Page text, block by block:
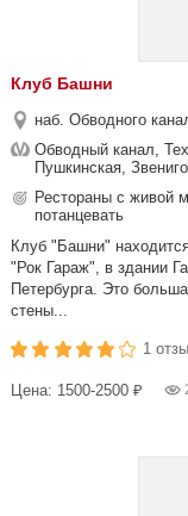
Клуб Башни
наб. Обводного
Обводный канал,
Пушкинская,
Рестораны с живой
потанцевать
Клуб "Башни"
"Рок Гараж", в здании
Петербурга. Это
стены...
1
Цена: 1500-2500 ₽